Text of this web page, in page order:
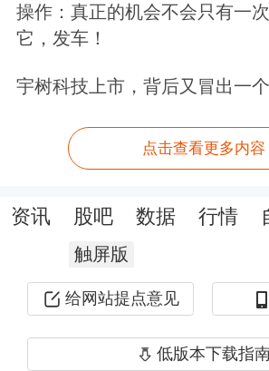
单位：亿元，来源：《
具体到行业分层情况，
TOP50中，各行业可以按
第一梯队的行业品牌价
元，仅有日用和餐饮行业
队的行业品牌价值在100
操作：真正的机会不会只有一
它，发车！
宇树科技上市，背后又冒出一
点击查看更多内容
资讯 股吧 数据 行情
触屏版
给网站提点意见
低版本下载指